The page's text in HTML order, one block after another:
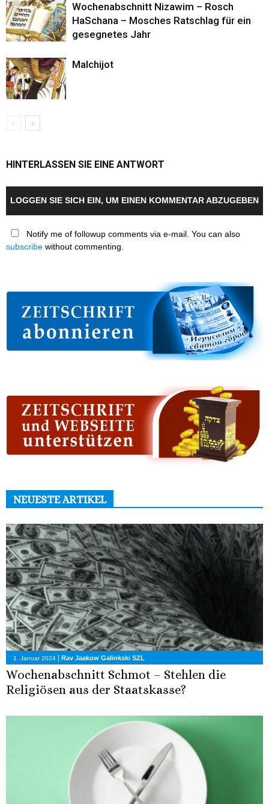
Wochenabschnitt Nizawim – Rosch
HaSchana – Mosches Ratschlag für ein
gesegnetes Jahr
Malchijot
HINTERLASSEN SIE EINE ANTWORT
LOGGEN SIE SICH EIN, UM EINEN KOMMENTAR ABZUGEBEN
Notify me of followup comments via e-mail. You can also
subscribe without commenting.
NEUESTE ARTIKEL
1. Januar 2024 Rav Jaakow Galinkski SZL
Wochenabschnitt Schmot – Stehlen die
Religiösen aus der Staatskasse?